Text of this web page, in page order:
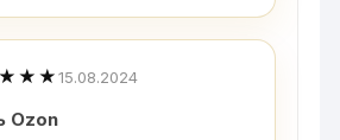
15.08.2024
Ozon